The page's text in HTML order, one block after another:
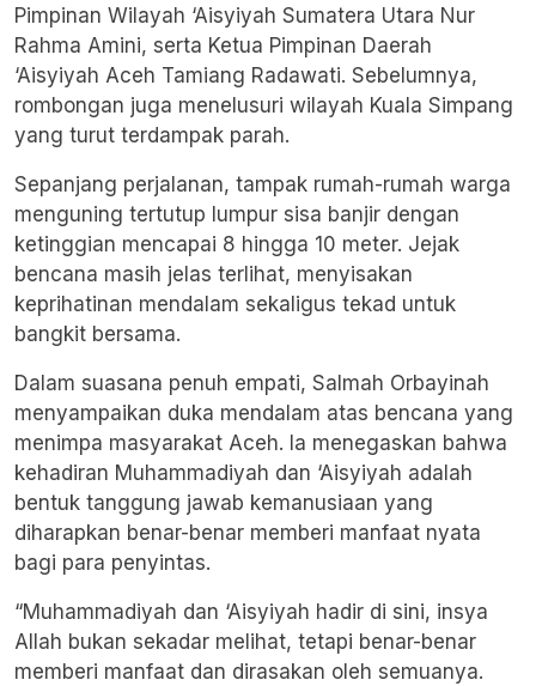
Pimpinan Wilayah ‘Aisyiyah Sumatera Utara Nur
Rahma Amini, serta Ketua Pimpinan Daerah
‘Aisyiyah Aceh Tamiang Radawati. Sebelumnya,
rombongan juga menelusuri wilayah Kuala Simpang
yang turut terdampak parah.
Sepanjang perjalanan, tampak rumah-rumah warga
menguning tertutup lumpur sisa banjir dengan
ketinggian mencapai 8 hingga 10 meter. Jejak
bencana masih jelas terlihat, menyisakan
keprihatinan mendalam sekaligus tekad untuk
bangkit bersama.
Dalam suasana penuh empati, Salmah Orbayinah
menyampaikan duka mendalam atas bencana yang
menimpa masyarakat Aceh. Ia menegaskan bahwa
kehadiran Muhammadiyah dan ‘Aisyiyah adalah
bentuk tanggung jawab kemanusiaan yang
diharapkan benar-benar memberi manfaat nyata
bagi para penyintas.
“Muhammadiyah dan ‘Aisyiyah hadir di sini, insya
Allah bukan sekadar melihat, tetapi benar-benar
memberi manfaat dan dirasakan oleh semuanya.